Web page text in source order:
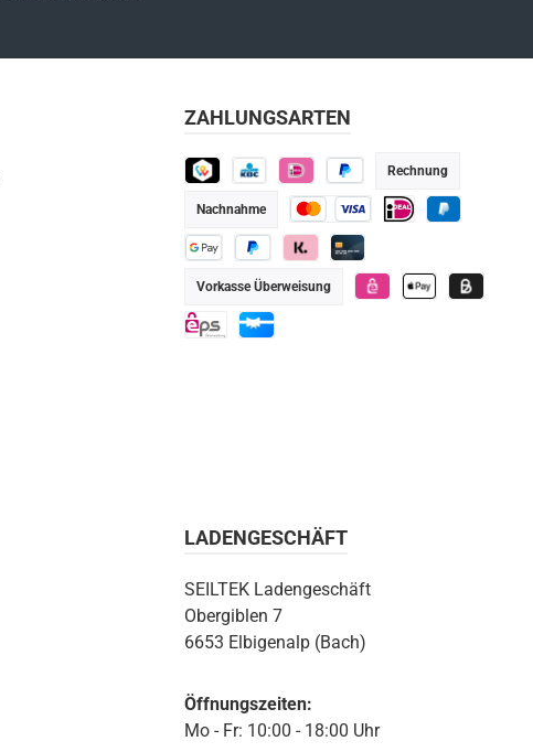
ZAHLUNGSARTEN
PayPal Kredit-/Debitkarte
Vorkasse Überweisung
iDEALSpäter bezahlen
Rechnung
Nachnahme
Kredit- oder Debitkarte
Google Pay
LADENGESCHÄFT
SEILTEK Ladengeschäft
Obergiblen 7
6653 Elbigenalp (Bach)
Öffnungszeiten:
Mo - Fr: 10:00 - 18:00 Uhr